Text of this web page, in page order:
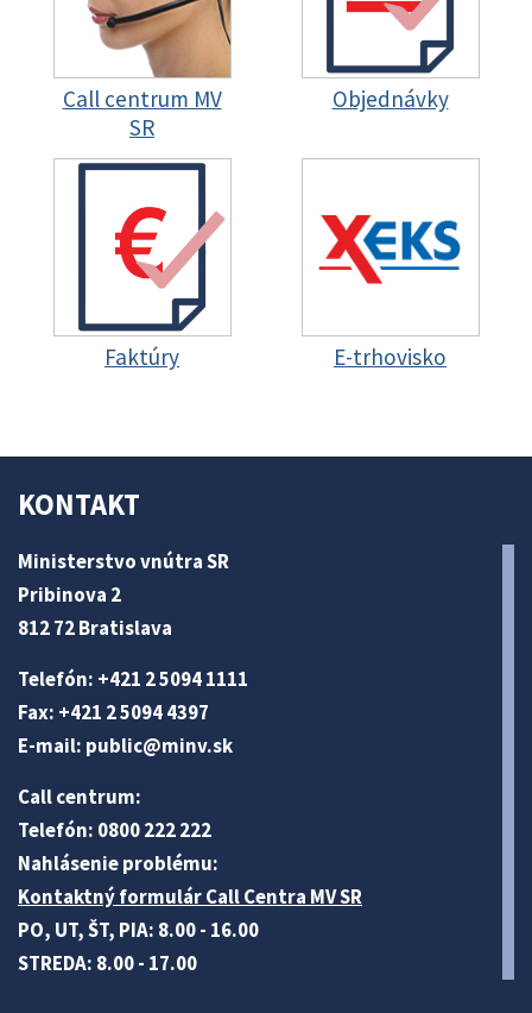
Call centrum MV
SR
Objednávky
Faktúry E-trhovisko
KONTAKT
Ministerstvo vnútra SR
Pribinova 2
812 72 Bratislava
Telefón: +421 2 5094 1111
Fax: +421 2 5094 4397
E-mail: public@minv.sk
Call centrum:
Telefón: 0800 222 222
Nahlásenie problému:
Kontaktný formulár Call Centra MV SR
PO, UT, ŠT, PIA: 8.00 - 16.00
STREDA: 8.00 - 17.00